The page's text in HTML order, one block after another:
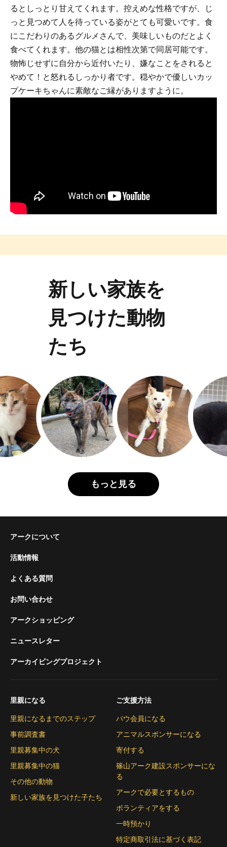
るとしっとり甘えてくれます。控えめな性格ですが、じ
っと見つめて人を待っている姿がとても可愛いです。食
にこだわりのあるグルメさんで、美味しいものだとよく
食べてくれます。他の猫とは相性次第で同居可能です。
物怖じせずに自分から近付いたり、嫌なことをされると
やめて！と怒れるしっかり者です。穏やかで優しいカッ
プケーキちゃんに素敵なご縁がありますように。
新しい家族を
見つけた動物
たち
もっと見る
アークについて
活動情報
よくある質問
お問い合わせ
アークショッピング
ニュースレター
アーカイビングプロジェクト
里親になる
里親になるまでのステップ
事前調査書
里親募集中の犬
里親募集中の猫
その他の動物
新しい家族を見つけた子たち
ご支援方法
パウ会員になる
アニマルスポンサーになる
寄付する
篠山アーク建設スポンサーにな
る
アークで必要とするもの
ボランティアをする
一時預かり
特定商取引法に基づく表記